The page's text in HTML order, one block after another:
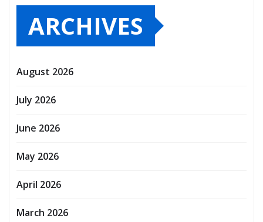
ARCHIVES
August 2026
July 2026
June 2026
May 2026
April 2026
March 2026